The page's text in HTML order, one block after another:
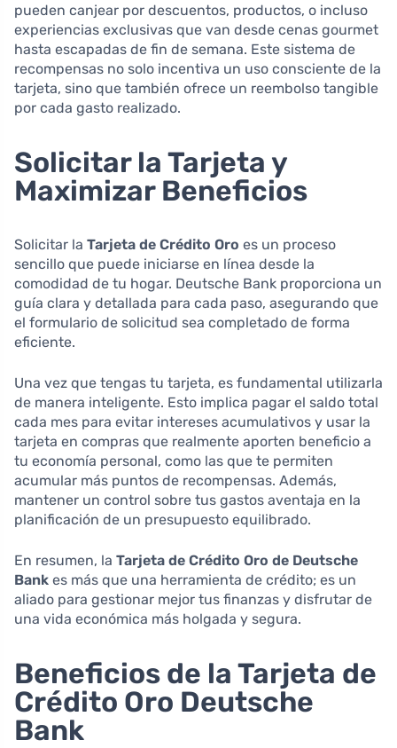
pueden canjear por descuentos, productos, o incluso
experiencias exclusivas que van desde cenas gourmet
hasta escapadas de fin de semana. Este sistema de
recompensas no solo incentiva un uso consciente de la
tarjeta, sino que también ofrece un reembolso tangible
por cada gasto realizado.
Solicitar la Tarjeta y
Maximizar Beneficios
Solicitar la Tarjeta de Crédito Oro es un proceso
sencillo que puede iniciarse en línea desde la
comodidad de tu hogar. Deutsche Bank proporciona un
guía clara y detallada para cada paso, asegurando que
el formulario de solicitud sea completado de forma
eficiente.
Una vez que tengas tu tarjeta, es fundamental utilizarla
de manera inteligente. Esto implica pagar el saldo total
cada mes para evitar intereses acumulativos y usar la
tarjeta en compras que realmente aporten beneficio a
tu economía personal, como las que te permiten
acumular más puntos de recompensas. Además,
mantener un control sobre tus gastos aventaja en la
planificación de un presupuesto equilibrado.
En resumen, la Tarjeta de Crédito Oro de Deutsche
Bank es más que una herramienta de crédito; es un
aliado para gestionar mejor tus finanzas y disfrutar de
una vida económica más holgada y segura.
Beneficios de la Tarjeta de
Crédito Oro Deutsche
Bank